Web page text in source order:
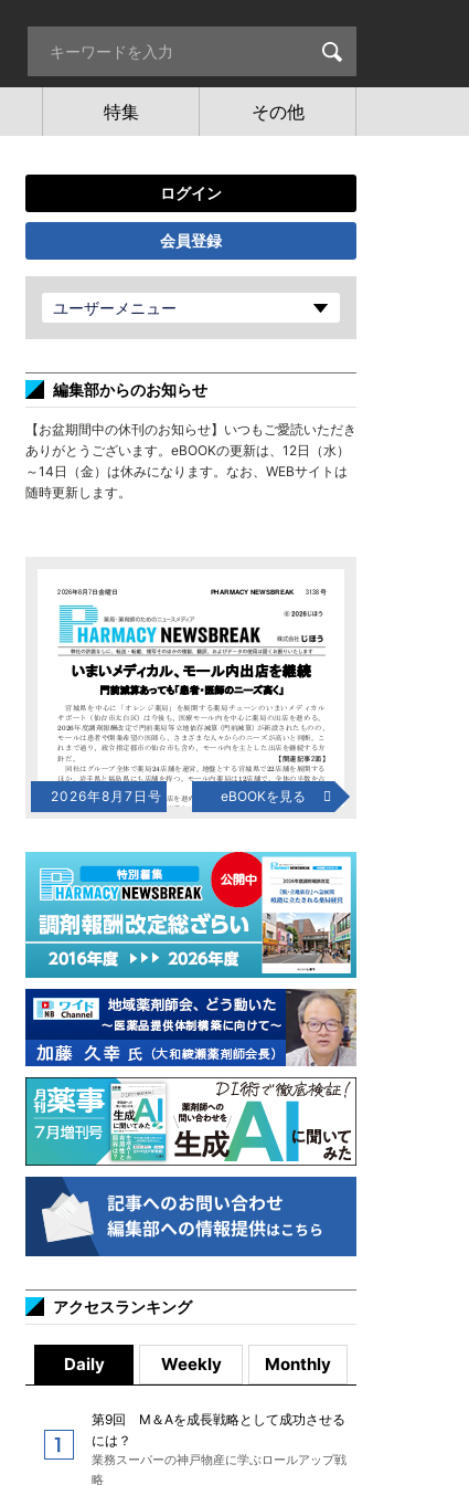
特集 その他
ログイン
会員登録
ユーザーメニュー
編集部からのお知らせ
【お盆期間中の休刊のお知らせ】いつもご愛読いただき
ありがとうございます。eBOOKの更新は、12日（水）
～14日（金）は休みになります。なお、WEBサイトは
随時更新します。
2026年8月7日号 eBOOKを見る
アクセスランキング
Daily Weekly Monthly
第9回 M＆Aを成長戦略として成功させる
には？
業務スーパーの神戸物産に学ぶロールアップ戦
略